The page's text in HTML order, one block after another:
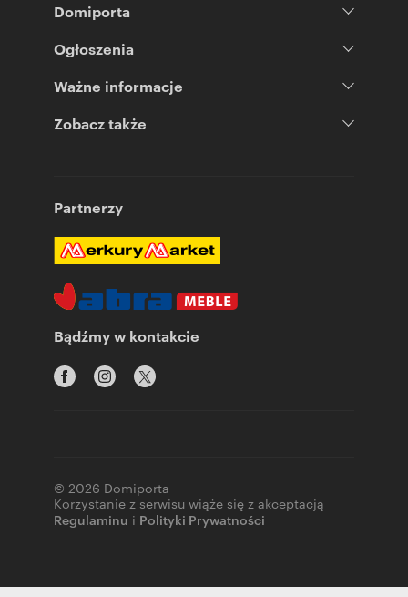
Domiporta
Ogłoszenia
Ważne informacje
Zobacz także
Partnerzy
Bądźmy w kontakcie
© 2026 Domiporta
Korzystanie z serwisu wiąże się z akceptacją
Regulaminu i Polityki Prywatności